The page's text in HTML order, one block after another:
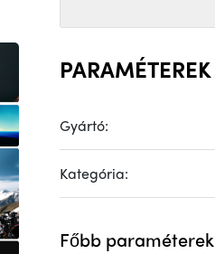
PARAMÉTEREK
Gyártó:
Kategória:
Főbb paraméterek